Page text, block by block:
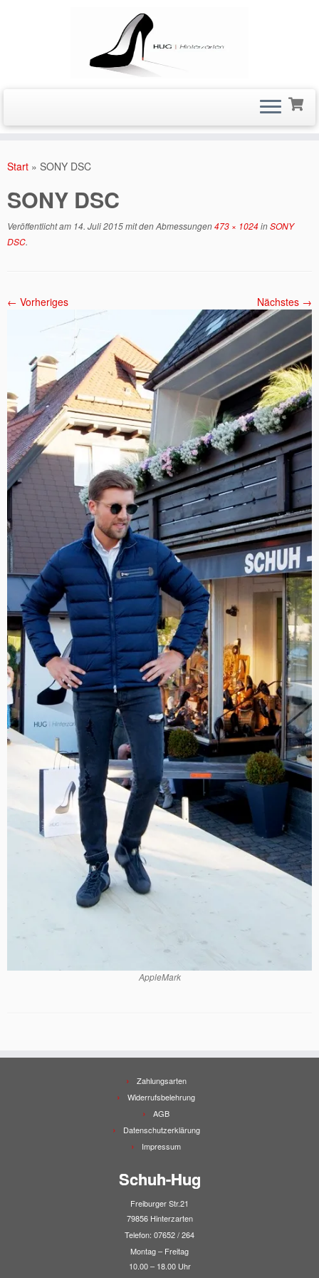
Inhalt
Start » SONY DSC
SONY DSC
Veröffentlicht am 14. Juli 2015mit den Abmessungen473 × 1024inSONY
DSC.
← Vorheriges Nächstes →
AppleMark
Zahlungsarten
Widerrufsbelehrung
AGB
Datenschutzerklärung
Impressum
Schuh-Hug
Freiburger Str.21
79856 Hinterzarten
Telefon: 07652 / 264
Montag – Freitag
10.00 – 18.00 Uhr